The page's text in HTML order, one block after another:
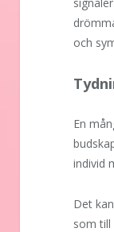
och
En
individ
Det
som till